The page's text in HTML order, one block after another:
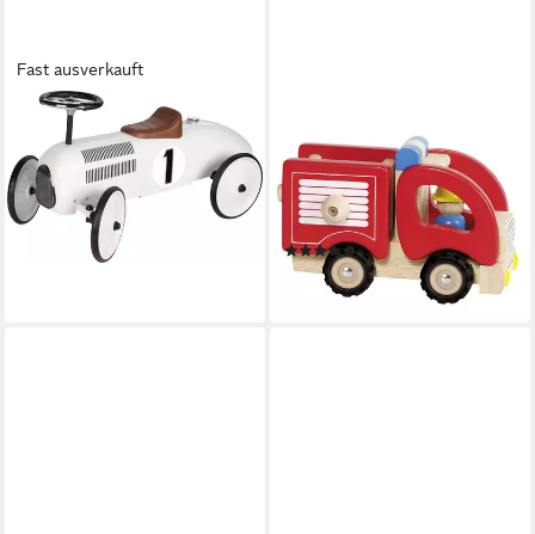
Fast ausverkauft
Rutscherauto
Rutscherfahrzeug weiß, stabil
und robust
124,00 €
lieferbar - in 2-3 Werktagen bei dir
Spielzeug-Feuerwehr
Feuerwehr, (packung, 1-tlg.,
set), Robust und
gummibereift
(1)
52,45 €
lieferbar - in 2-3 Werktagen bei dir